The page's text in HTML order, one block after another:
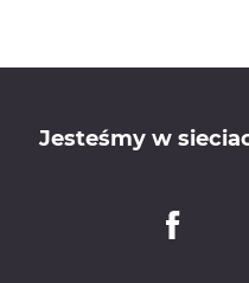
Jesteśmy w